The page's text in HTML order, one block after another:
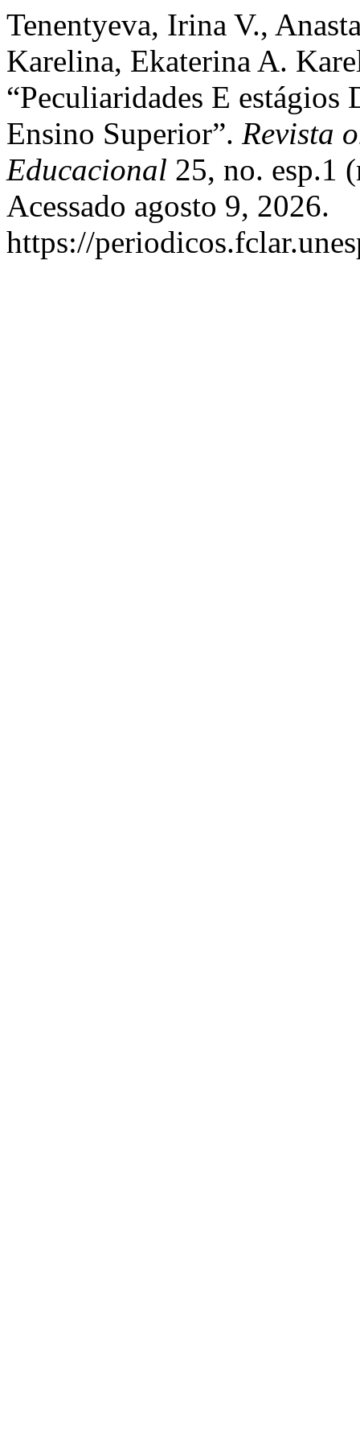
Tenentyeva, Irina V.,
Karelina, Ekaterina A.
“Peculiaridades E estágios
Ensino Superior”. Revista
Educacional 25, no. esp.1
Acessado agosto 9, 2026.
https://